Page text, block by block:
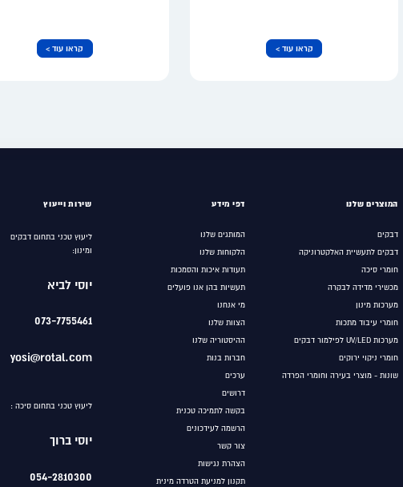
קראו עוד > קראו עוד >
המוצרים שלנו
דבקים
דבקים לתעשיית האלקטרוניקה
חומרי סיכה
מכשירי מדידה לבקרה
מערכות מינון
חומרי עיבוד מתכות
מערכות UV/LED לפילמור דבקים
חומרי ניקוי ירוקים
שונות - מוצרי בעירה וחומרי הפרדה
דפי מידע
המותגים שלנו
הלקוחות שלנו
תעודות איכות והסמכות
תעשיות בהן אנו פועלים
מי אנחנו
הצוות שלנו
ההיסטוריה שלנו
חברות בנות
ערכים
דרושים
בקשה לתמיכה טכנית
הרשמה לעידכונים
צור קשר
הצהרת נגישות
תקנון למניעת הטרדה מינית
שירות וייעוץ
ליעוץ טכני בתחום דבקים
ומינון:
יוסי לביא
073-7755461
yosi@rotal.com
ליעוץ טכני בתחום סיכה :
יוסי ברוך
054-2810300